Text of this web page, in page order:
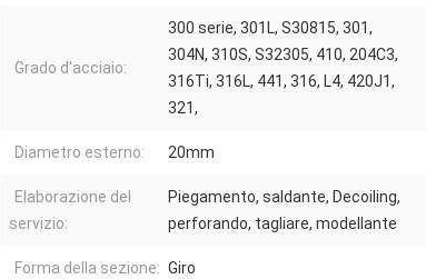
Grado d'acciaio:
300 serie, 301L, S30815, 301,
304N, 310S, S32305, 410, 204C3,
316Ti, 316L, 441, 316, L4, 420J1,
321,
Diametro esterno: 20mm
Elaborazione del
servizio:
Piegamento, saldante, Decoiling,
perforando, tagliare, modellante
Forma della sezione: Giro